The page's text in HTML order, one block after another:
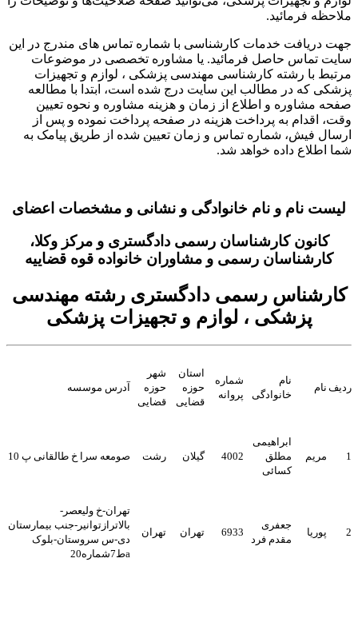
ملاحظه فرمائید.
جهت دریافت خدمات کارشناسی با شماره تماس های مندرج در این
سایت تماس حاصل فرمائید. یا مشاوره تخصصی در موضوعات
مرتبط با رشته کارشناسی مهندسی پزشکی ، لوازم و تجهیزات
پزشکی که در مطالب این سایت درج شده است، ابتدا با مطالعه
صفحه مشاوره و اطلاع از زمان و هزینه مشاوره و نحوه تعیین
وقت، اقدام به پرداخت هزینه در صفحه پرداخت نموده و پس از
ارسال فیش، شماره تماس و زمان تعیین شده از طریق پیامک به
شما اطلاع داده خواهد شد.
لیست نام و نام خانوادگی و نشانی و مشخصات اعضای
کانون کارشناسان رسمی دادگستری و مرکز وکلا،
کارشناسان رسمی و مشاوران خانواده قوه قضاییه
کارشناس رسمی دادگستری رشته مهندسی
پزشکی ، لوازم و تجهیزات پزشکی
ردیف نام
نام
خانوادگی
شماره
پروانه
استان
حوزه
قضایی
شهر
حوزه
قضایی
آدرس موسسه
1 مریم
ابراهیمی
مطلق
کسائی
4002 گیلان رشت صومعه سرا خ طالقانی پ 10
2 پوریا
جعفری
مقدم فرد
6933 تهران تهران
تهران-خ ولیعصر-
بالاترازتوانیر-جنب بیمارستان
دی-س سروستان-بلوک
aط7شماره20